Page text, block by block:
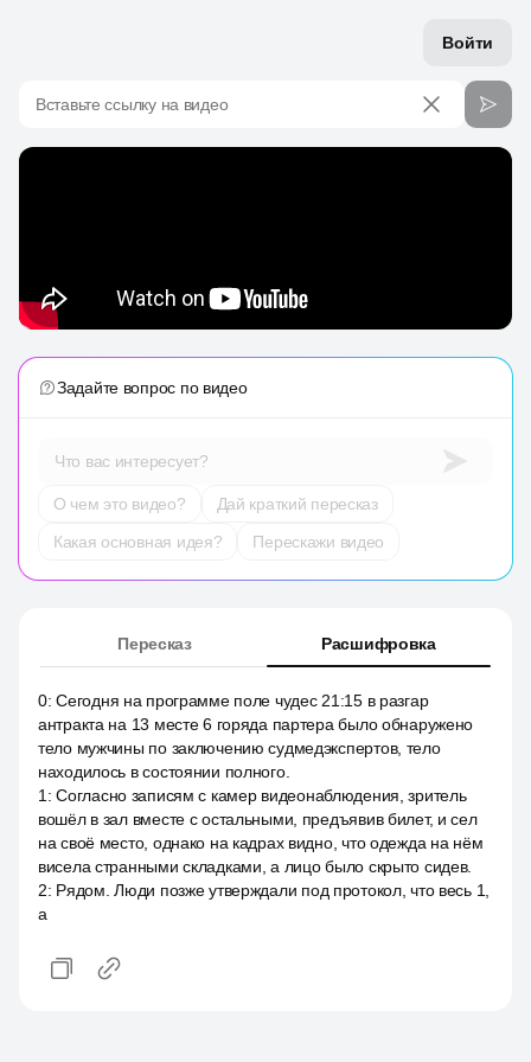
Войти
Вставьте ссылку на видео
Задайте вопрос по видео
Что вас интересует?
О чем это видео?
Дай краткий пересказ
Какая основная идея?
Перескажи видео
Пересказ Расшифровка
0:Сегодня на программе поле чудес 21:15 в разгар
антракта на 13 месте 6 горяда партера было обнаружено
тело мужчины по заключению судмедэкспертов, тело
находилось в состоянии полного.
1 :Согласно записям с камер видеонаблюдения, зритель
вошёл в зал вместе с остальными, предъявив билет, и сел
на своё место, однако на кадрах видно, что одежда на нём
висела странными складками, а лицо было скрыто сидев.
2: Рядом. Люди позже утверждали под протокол, что весь 1,
а